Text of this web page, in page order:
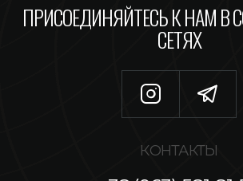
ПРИСОЕДИНЯЙТЕСЬ К НАМ В
СЕТЯХ
КОНТАКТЫ